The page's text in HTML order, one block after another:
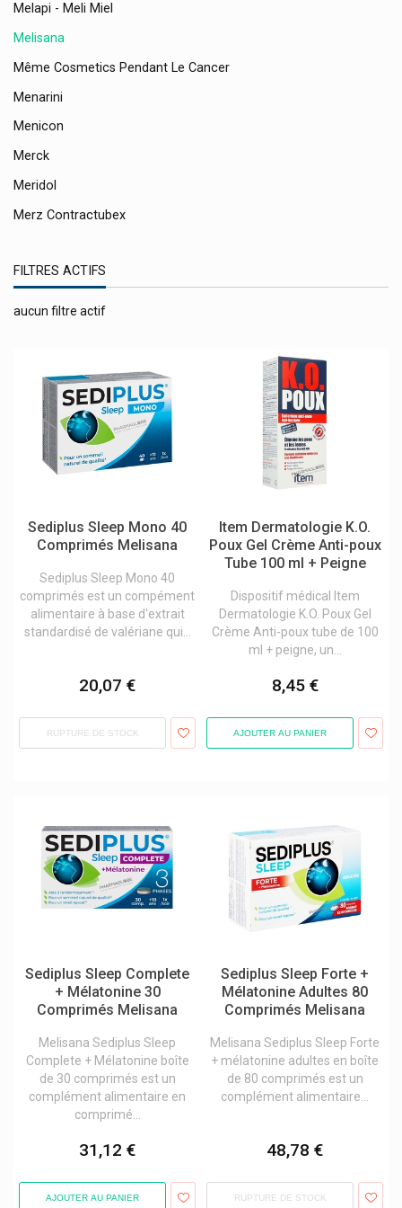
Melapi - Meli Miel
Melisana
Même Cosmetics Pendant Le Cancer
Menarini
Menicon
Merck
Meridol
Merz Contractubex
Metagenics Compléments Alimentaires
Mibetec
Miloa Produits Vétérinaires
Minami Oméga-3
Minus 417 Cosmétique/-417
Mium Lab
Molnlycke Pansements Mepilex Mepitel
Mosquito
Moustimug
Msd
Mucos Pharma
Multi-Gyn Bioclin Soins Intimes
Multi-Mam
My Health Nutraceutiques Innovants
Mylan
Nailfor
Nailner
Nano Supps
Natalben Produits Grossesse Et Allaitement
FILTRES ACTIFS
aucun filtre actif
Sediplus Sleep Mono 40
Comprimés Melisana
Sediplus Sleep Mono 40
comprimés est un compément
alimentaire à base d'extrait
standardisé de valériane qui...
20,07 €
RUPTURE DE STOCK
Item Dermatologie K.O.
Poux Gel Crème Anti-poux
Tube 100 ml + Peigne
Dispositif médical Item
Dermatologie K.O. Poux Gel
Crème Anti-poux tube de 100
ml + peigne, un...
8,45 €
AJOUTER AU PANIER
Sediplus Sleep Complete
+ Mélatonine 30
Comprimés Melisana
Melisana Sediplus Sleep
Complete + Mélatonine boîte
de 30 comprimés est un
complément alimentaire en
comprimé...
31,12 €
AJOUTER AU PANIER
Sediplus Sleep Forte +
Mélatonine Adultes 80
Comprimés Melisana
Melisana Sediplus Sleep Forte
+ mélatonine adultes en boîte
de 80 comprimés est un
complément alimentaire...
48,78 €
RUPTURE DE STOCK